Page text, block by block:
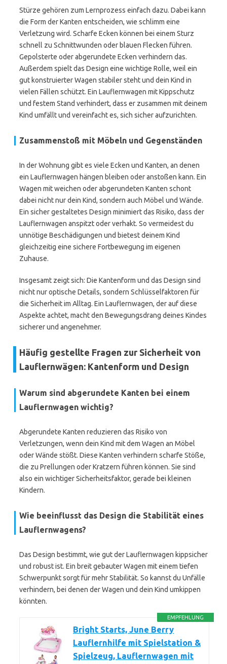
Stürze gehören zum Lernprozess einfach dazu. Dabei kann
die Form der Kanten entscheiden, wie schlimm eine
Verletzung wird. Scharfe Ecken können bei einem Sturz
schnell zu Schnittwunden oder blauen Flecken führen.
Gepolsterte oder abgerundete Ecken verhindern das.
Außerdem spielt das Design eine wichtige Rolle, weil ein
gut konstruierter Wagen stabiler steht und dein Kind in
vielen Fällen schützt. Ein Lauflernwagen mit Kippschutz
und festem Stand verhindert, dass er zusammen mit deinem
Kind umfällt und vereinfacht es, sich sicher aufzurichten.
Zusammenstoß mit Möbeln und Gegenständen
In der Wohnung gibt es viele Ecken und Kanten, an denen
ein Lauflernwagen hängen bleiben oder anstoßen kann. Ein
Wagen mit weichen oder abgerundeten Kanten schont
dabei nicht nur dein Kind, sondern auch Möbel und Wände.
Ein sicher gestaltetes Design minimiert das Risiko, dass der
Lauflernwagen anspitzt oder verhakt. So vermeidest du
unnötige Beschädigungen und bietest deinem Kind
gleichzeitig eine sichere Fortbewegung im eigenen
Zuhause.
Insgesamt zeigt sich: Die Kantenform und das Design sind
nicht nur optische Details, sondern Schlüsselfaktoren für
die Sicherheit im Alltag. Ein Lauflernwagen, der auf diese
Aspekte achtet, macht den Bewegungsdrang deines Kindes
sicherer und angenehmer.
Häufig gestellte Fragen zur Sicherheit von
Lauflernwägen: Kantenform und Design
Warum sind abgerundete Kanten bei einem
Lauflernwagen wichtig?
Abgerundete Kanten reduzieren das Risiko von
Verletzungen, wenn dein Kind mit dem Wagen an Möbel
oder Wände stößt. Diese Kanten verhindern scharfe Stöße,
die zu Prellungen oder Kratzern führen können. Sie sind
also ein wichtiger Sicherheitsfaktor, gerade bei kleinen
Kindern.
Wie beeinflusst das Design die Stabilität eines
Lauflernwagens?
Das Design bestimmt, wie gut der Lauflernwagen kippsicher
und robust ist. Ein breit gebauter Wagen mit einem tiefen
Schwerpunkt sorgt für mehr Stabilität. So kannst du Unfälle
verhindern, bei denen der Wagen und dein Kind umkippen
könnten.
EMPFEHLUNG
Bright Starts, June Berry
Lauflernhilfe mit Spielstation &
Spielzeug, Lauflernwagen mit